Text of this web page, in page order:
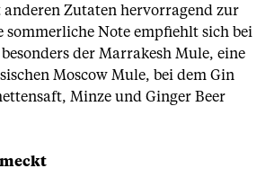
Zutaten hervorragend zur
sommerliche Note empfiehlt sich bei
der Marrakesh Mule, eine
Moscow Mule, bei dem Gin
Minze und Ginger Beer